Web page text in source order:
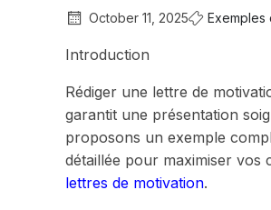
October 11, 2025 Exemples
Introduction
Rédiger une lettre de
garantit une présentation
proposons un exemple
détaillée pour maximiser vos
lettres de motivation.